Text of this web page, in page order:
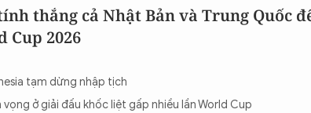
thắng cả Nhật Bản và Trung Quốc
Cup 2026
tạm dừng nhập tịch
vọng ở giải đấu khốc liệt gấp nhiều lần World Cup